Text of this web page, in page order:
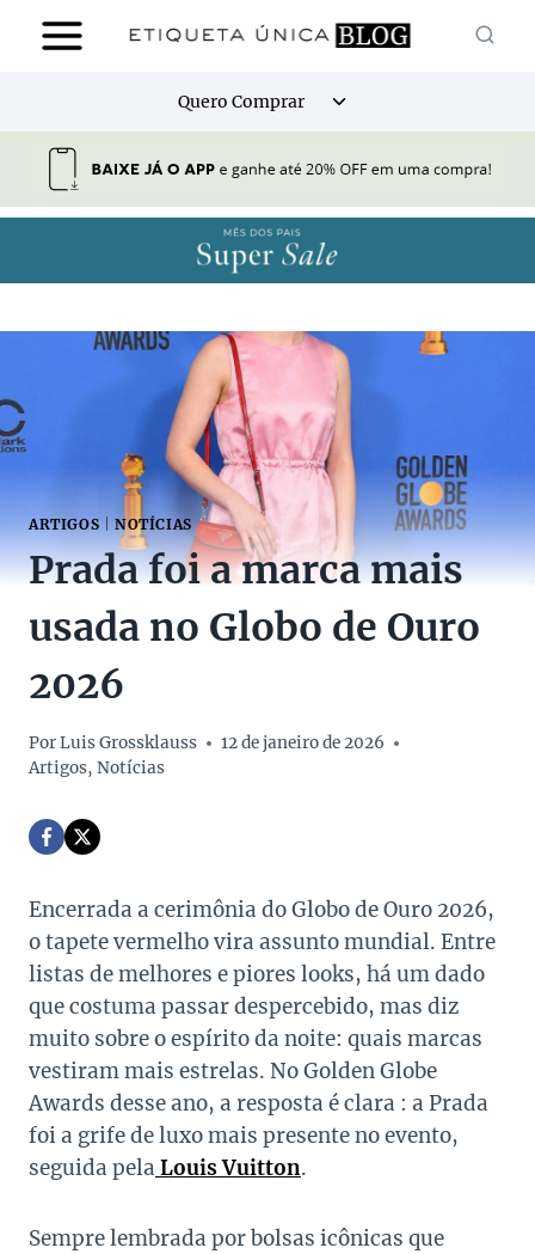
para
Quero Comprar
Alternar
ARTIGOS NOTÍCIAS
Prada foi a marca mais
usada no Globo de Ouro
2026
PorLuis Grossklauss
12 de janeiro de 2026
Artigos, Notícias
Encerrada a cerimônia do Globo de Ouro 2026,
o tapete vermelho vira assunto mundial. Entre
listas de melhores e piores looks, há um dado
que costuma passar despercebido, mas diz
muito sobre o espírito da noite: quais marcas
vestiram mais estrelas. No Golden Globe
Awards desse ano, a resposta é clara : a Prada
foi a grife de luxo mais presente no evento,
seguida pela Louis Vuitton.
Sempre lembrada por bolsas icônicas que